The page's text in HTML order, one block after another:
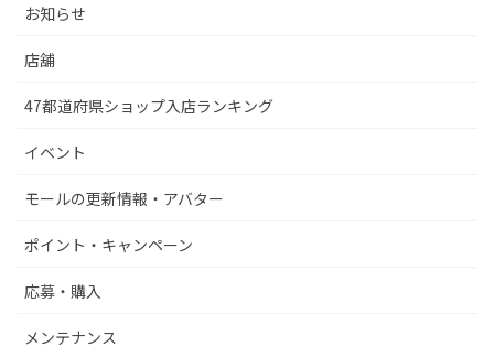
お知らせ
店舖
47都道府県ショップ入店ランキング
イベント
モールの更新情報・アバター
ポイント・キャンペーン
応募・購入
メンテナンス